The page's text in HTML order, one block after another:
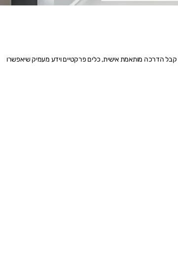
הדרכה מותאמת אישית, כלים פרקטיים וידע מעמיק שיאפשרו